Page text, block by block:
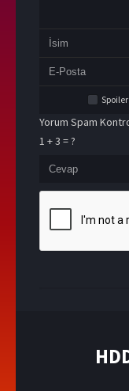
Spoiler
Yorum Spam
1 + 3 = ?